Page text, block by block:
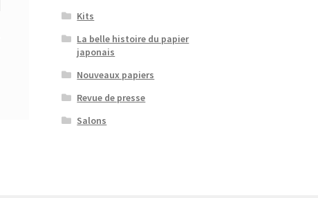
Kits
La belle histoire du papier
japonais
Nouveaux papiers
Revue de presse
Salons